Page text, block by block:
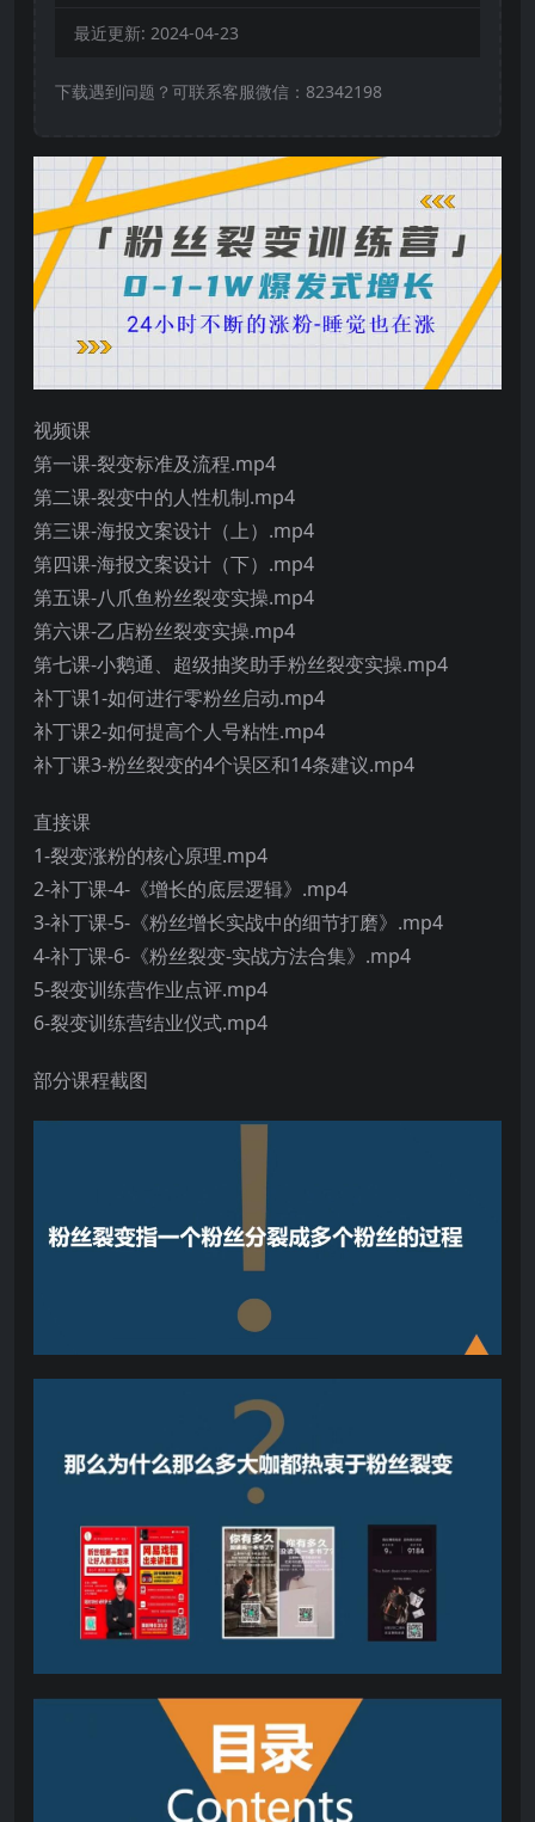
最近更新: 2024-04-23
下载遇到问题？可联系客服微信：82342198
视频课
第一课-裂变标准及流程.mp4
第二课-裂变中的人性机制.mp4
第三课-海报文案设计（上）.mp4
第四课-海报文案设计（下）.mp4
第五课-八爪鱼粉丝裂变实操.mp4
第六课-乙店粉丝裂变实操.mp4
第七课-小鹅通、超级抽奖助手粉丝裂变实操.mp4
补丁课1-如何进行零粉丝启动.mp4
补丁课2-如何提高个人号粘性.mp4
补丁课3-粉丝裂变的4个误区和14条建议.mp4
直接课
1-裂变涨粉的核心原理.mp4
2-补丁课-4-《增长的底层逻辑》.mp4
3-补丁课-5-《粉丝增长实战中的细节打磨》.mp4
4-补丁课-6-《粉丝裂变-实战方法合集》.mp4
5-裂变训练营作业点评.mp4
6-裂变训练营结业仪式.mp4
部分课程截图